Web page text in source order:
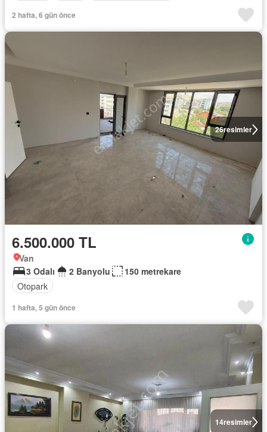
2 hafta, 6 gün önce
26resimler
6.500.000 TL
Van
3 Odalı
2 Banyolu
150 metrekare
Otopark
1 hafta, 5 gün önce
14resimler